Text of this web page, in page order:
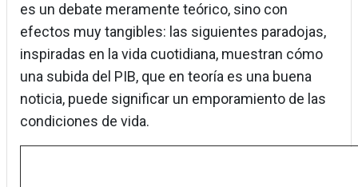
es un debate meramente teórico, sino con
efectos muy tangibles: las siguientes paradojas,
inspiradas en la vida cuotidiana, muestran cómo
una subida del PIB, que en teoría es una buena
noticia, puede significar un emporamiento de las
condiciones de vida.